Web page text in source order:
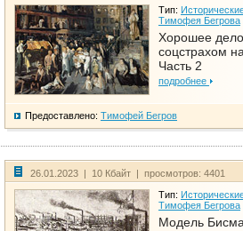
Тип:
Тимофея Бегрова
Хорошее дело
соцстрахом
Часть 2
подробнее
Предоставлено: Тимофей Бегров
26.01.2023 | 10 Кбайт | просмотров: 4401
Тип:
Тимофея Бегрова
Модель